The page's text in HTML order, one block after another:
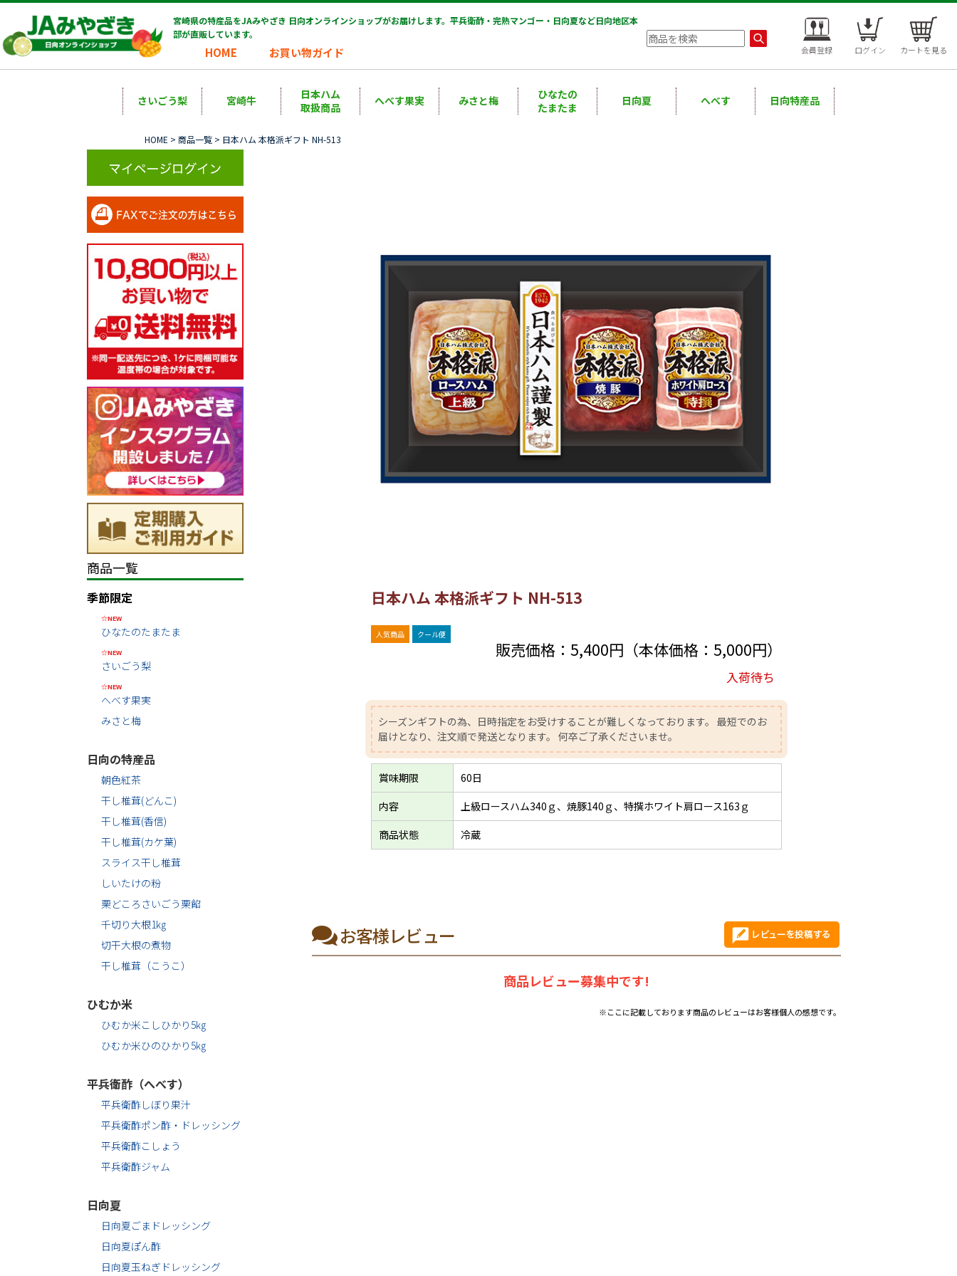
宮崎県の特産品をJAみやざき 日向オンラインショップがお届けします。平兵衛酢・完熟マンゴー・日向夏など日向地区本
部が直販しています。
HOME お買い物ガイド 会員登録 ログイン カートを見る
さいごう梨 宮崎牛
日本ハム
取扱商品
へべす果実 みさと梅
ひなたの
たまたま
日向夏 へべす 日向特産品
HOME >商品一覧 > 日本ハム 本格派ギフト NH-513
商品一覧
季節限定
☆NEW
ひなたのたまたま
☆NEW
さいごう梨
☆NEW
へべす果実
みさと梅
日向の特産品
朝色紅茶
干し椎茸(どんこ)
干し椎茸(香信)
干し椎茸(カケ葉)
スライス干し椎茸
しいたけの粉
栗どころさいごう栗餡
千切り大根1㎏
切干大根の煮物
干し椎茸（こうこ）
ひむか米
ひむか米こしひかり5㎏
ひむか米ひのひかり5㎏
平兵衛酢（へべす）
平兵衛酢しぼり果汁
平兵衛酢ポン酢・ドレッシング
平兵衛酢こしょう
平兵衛酢ジャム
日向夏
日向夏ごまドレッシング
日向夏ぽん酢
日向夏玉ねぎドレッシング
日本ハム 本格派ギフト NH-513
人気商品 クール便
販売価格：5,400円（本体価格：5,000円）
入荷待ち
シーズンギフトの為、日時指定をお受けすることが難しくなっております。 最短でのお
届けとなり、注文順で発送となります。 何卒ご了承くださいませ。
賞味期限
60日
内容
上級ロースハム340ｇ、焼豚140ｇ、特撰ホワイト肩ロース163ｇ
商品状態
冷蔵
お客様レビュー
商品レビュー募集中です!
※ここに記載しております商品のレビューはお客様個人の感想です。